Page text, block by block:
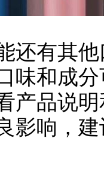
还有其
味和成
产品说
影响，